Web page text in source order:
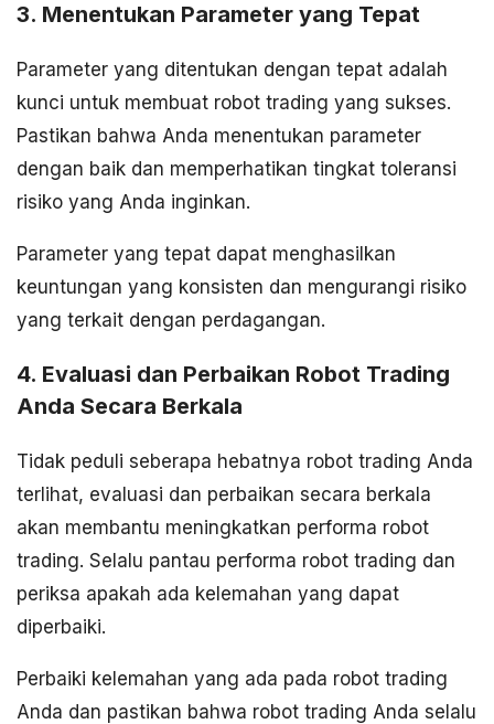
3. Menentukan Parameter yang Tepat
Parameter yang ditentukan dengan tepat adalah
kunci untuk membuat robot trading yang sukses.
Pastikan bahwa Anda menentukan parameter
dengan baik dan memperhatikan tingkat toleransi
risiko yang Anda inginkan.
Parameter yang tepat dapat menghasilkan
keuntungan yang konsisten dan mengurangi risiko
yang terkait dengan perdagangan.
4. Evaluasi dan Perbaikan Robot Trading
Anda Secara Berkala
Tidak peduli seberapa hebatnya robot trading Anda
terlihat, evaluasi dan perbaikan secara berkala
akan membantu meningkatkan performa robot
trading. Selalu pantau performa robot trading dan
periksa apakah ada kelemahan yang dapat
diperbaiki.
Perbaiki kelemahan yang ada pada robot trading
Anda dan pastikan bahwa robot trading Anda selalu